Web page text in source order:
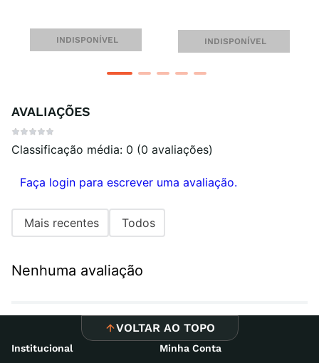
INDISPONÍVEL INDISPONÍVEL
AVALIAÇÕES
Classificação média: 0 (0 avaliações)
Faça login para escrever uma avaliação.
Mais recentes Todos
Nenhuma avaliação
VOLTAR AO TOPO
Institucional Minha Conta